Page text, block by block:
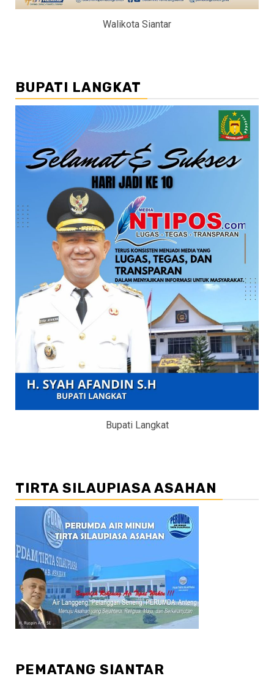
Walikota Siantar
BUPATI LANGKAT
Bupati Langkat
TIRTA SILAUPIASA ASAHAN
PEMATANG SIANTAR